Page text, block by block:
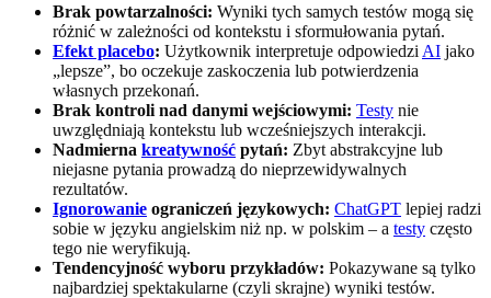
Brak powtarzalności: Wyniki tych samych testów mogą się
różnić w zależności od kontekstu i sformułowania pytań.
Efekt placebo: Użytkownik interpretuje odpowiedzi AI jako
„lepsze”, bo oczekuje zaskoczenia lub potwierdzenia
własnych przekonań.
Brak kontroli nad danymi wejściowymi: Testy nie
uwzględniają kontekstu lub wcześniejszych interakcji.
Nadmierna kreatywność pytań: Zbyt abstrakcyjne lub
niejasne pytania prowadzą do nieprzewidywalnych
rezultatów.
Ignorowanie ograniczeń językowych: ChatGPT lepiej radzi
sobie w języku angielskim niż np. w polskim – a testy często
tego nie weryfikują.
Tendencyjność wyboru przykładów: Pokazywane są tylko
najbardziej spektakularne (czyli skrajne) wyniki testów.